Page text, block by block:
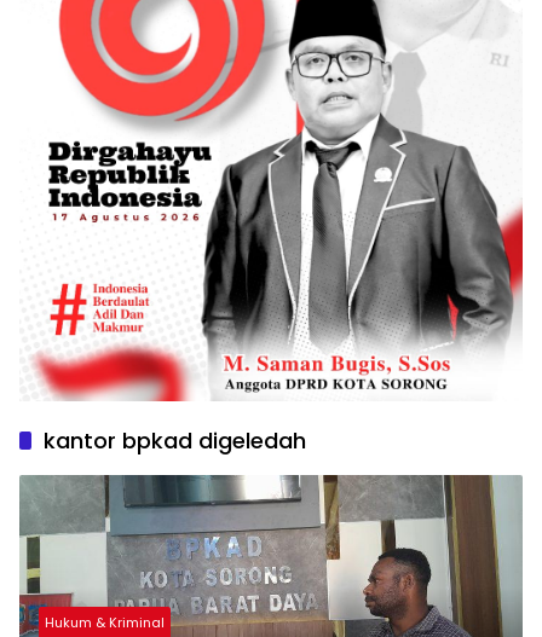
kantor bpkad digeledah
Hukum & Kriminal